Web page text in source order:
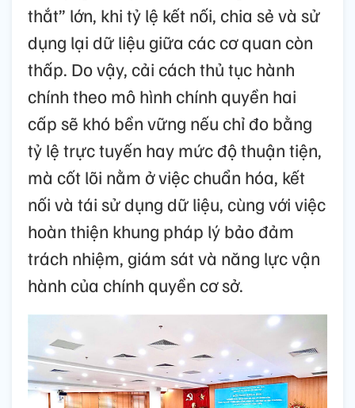
thắt” lớn, khi tỷ lệ kết nối, chia sẻ và sử
dụng lại dữ liệu giữa các cơ quan còn
thấp. Do vậy, cải cách thủ tục hành
chính theo mô hình chính quyền hai
cấp sẽ khó bền vững nếu chỉ đo bằng
tỷ lệ trực tuyến hay mức độ thuận tiện,
mà cốt lõi nằm ở việc chuẩn hóa, kết
nối và tái sử dụng dữ liệu, cùng với việc
hoàn thiện khung pháp lý bảo đảm
trách nhiệm, giám sát và năng lực vận
hành của chính quyền cơ sở.